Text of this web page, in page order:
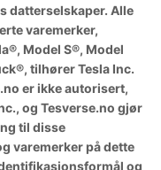
datterselskaper. Alle
varemerker,
Model S®, Model
tilhører Tesla Inc.
er ikke autorisert,
og Tesverse.no gjør
til disse
varemerker på dette
og